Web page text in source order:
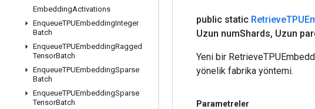
EmbeddingActivations
EnqueueTPUEmbeddingInteger
Batch
EnqueueTPUEmbeddingRagged
TensorBatch
EnqueueTPUEmbeddingSparse
Batch
EnqueueTPUEmbeddingSparse
TensorBatch
public static Retrieve
Uzun numShards, Uzun
Yeni bir
yönelik fabrika yöntemi.
Parametreler